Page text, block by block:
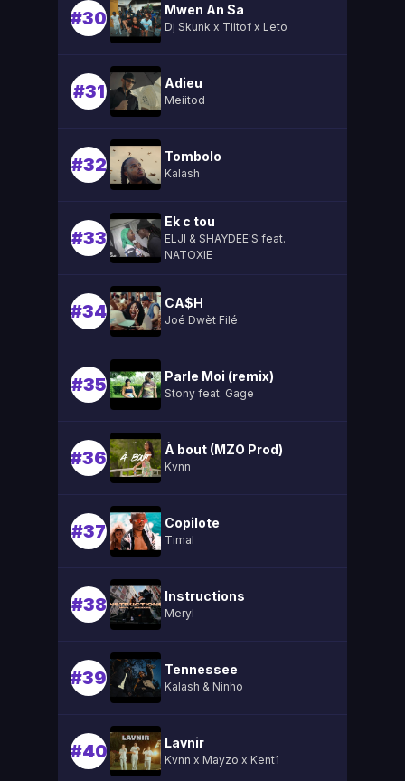
#30 Mwen An Sa
Dj Skunk x Tiitof x Leto
#31 Adieu
Meiitod
#32 Tombolo
Kalash
#33
Ek c tou
ELJI & SHAYDEE'S feat.
NATOXIE
#34 CA$H
Joé Dwèt Filé
#35 Parle Moi (remix)
Stony feat. Gage
#36 À bout (MZO Prod)
Kvnn
#37 Copilote
Timal
#38 Instructions
Meryl
#39 Tennessee
Kalash & Ninho
#40 Lavnir
Kvnn x Mayzo x Kent1